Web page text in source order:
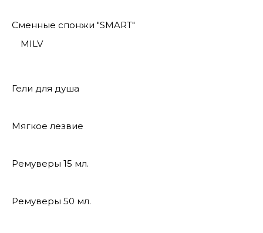
Сменные спонжи "SMART"
MILV
Гели для душа
Мягкое лезвие
Ремуверы 15 мл.
Ремуверы 50 мл.